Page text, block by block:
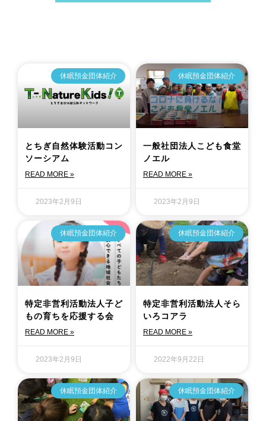
休眠預金団体紹介
とちぎ自然体験活動コン
ソーシアム
READ MORE »
2023年2月9日
休眠預金団体紹介
一般社団法人こども食堂
ノエル
READ MORE »
2023年2月9日
休眠預金団体紹介
特定非営利活動法人子ど
もの育ちを応援する会
READ MORE »
2023年2月9日
休眠預金団体紹介
特定非営利活動法人そら
いろコアラ
READ MORE »
2022年9月22日
休眠預金団体紹介 休眠預金団体紹介